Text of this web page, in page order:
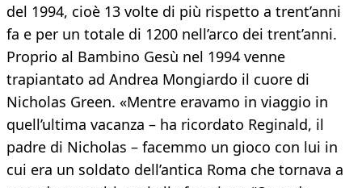
del 1994, cioè 13 volte di più rispetto a trent’anni
fa e per un totale di 1200 nell’arco dei trent’anni.
Proprio al Bambino Gesù nel 1994 venne
trapiantato ad Andrea Mongiardo il cuore di
Nicholas Green. «Mentre eravamo in viaggio in
quell’ultima vacanza – ha ricordato Reginald, il
padre di Nicholas – facemmo un gioco con lui in
cui era un soldato dell’antica Roma che tornava a